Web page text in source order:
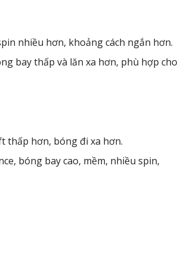
nhiều hơn, khoảng cách ngắn hơn.
bay thấp và lăn xa hơn, phù hợp cho
thấp hơn, bóng đi xa hơn.
bóng bay cao, mềm, nhiều spin,